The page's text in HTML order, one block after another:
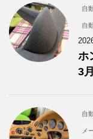
自
自
ホ
3
自
メ